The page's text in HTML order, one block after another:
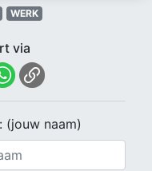
WERK
via
(jouw naam)